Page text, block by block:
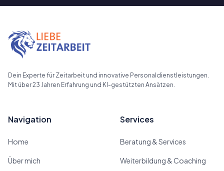
Dein Experte für Zeitarbeit und innovative Personaldienstleistungen.
Mit über 23 Jahren Erfahrung und KI-gestützten Ansätzen.
Navigation
Home
Über mich
Services
Beratung & Services
Weiterbildung & Coaching